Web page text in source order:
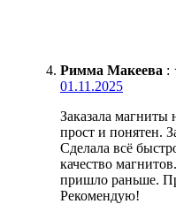
Римма Макеева :
01.11.2025
Заказала магниты
прост и понятен.
Сделала всё
качество
пришло раньше.
Рекомендую!